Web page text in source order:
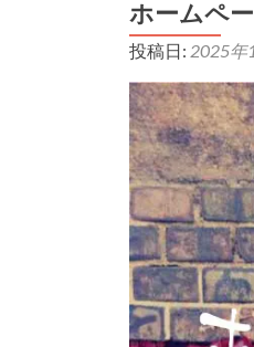
ホームペ
投稿日: 2025年